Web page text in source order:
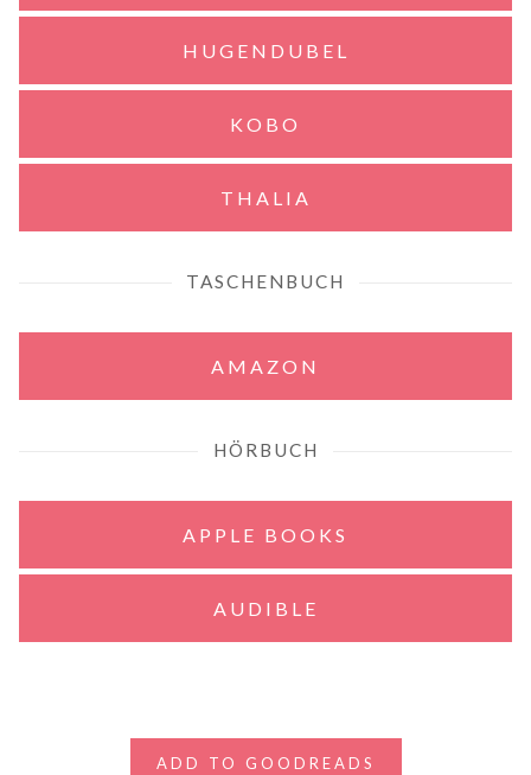
HUGENDUBEL
KOBO
THALIA
TASCHENBUCH
AMAZON
HÖRBUCH
APPLE BOOKS
AUDIBLE
ADD TO GOODREADS